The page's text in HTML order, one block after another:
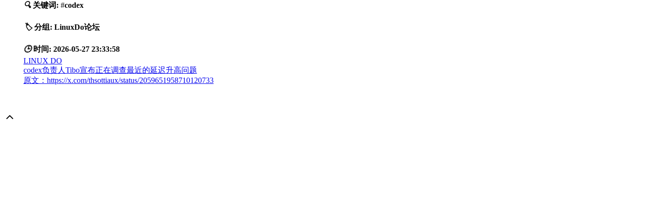
🔍 关键词: #codex
🏷️ 分组: LinuxDo论坛
🕒 时间: 2026-05-27 23:33:58
LINUX DO
codex负责人Tibo宣布正在调查最近的延迟升高问题
原文：https://x.com/thsottiaux/status/2059651958710120733